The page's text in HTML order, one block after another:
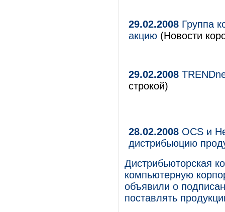
29.02.2008 Группа
акцию (Новости
29.02.2008
строкой)
28.02.2008 OCS и
дистрибьюцию
Дистрибьюторская
компьютерную
объявили о
поставлять